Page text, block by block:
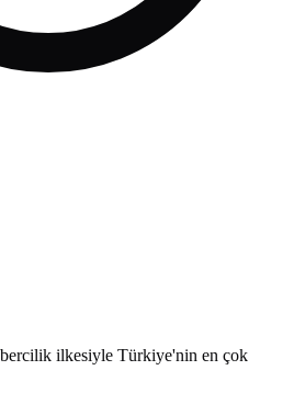
ilkesiyle Türkiye'nin en çok